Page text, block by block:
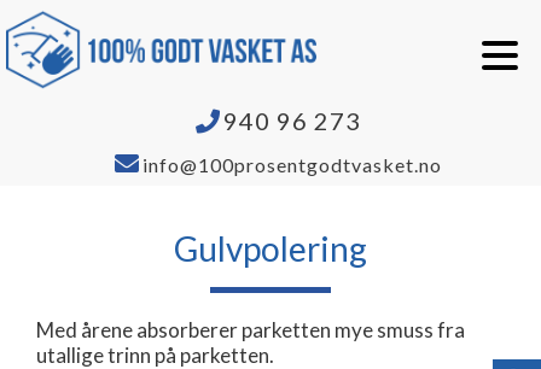
940 96 273
info@100prosentgodtvasket.no
Gulvpolering
Med årene absorberer parketten mye smuss fra
utallige trinn på parketten.